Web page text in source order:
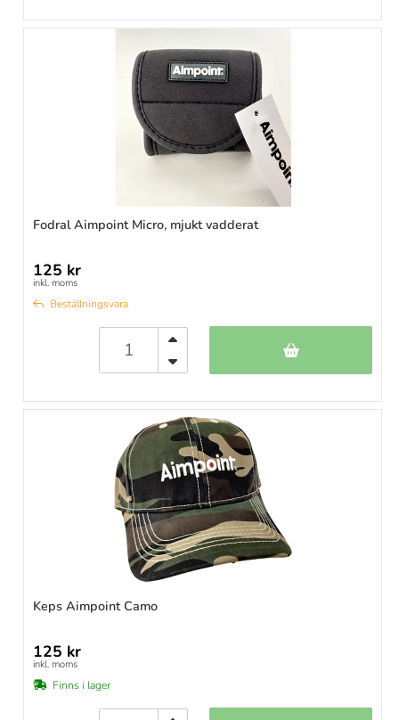
Fodral Aimpoint Micro, mjukt vadderat
125 kr
inkl. moms
Beställningsvara
Keps Aimpoint Camo
125 kr
inkl. moms
Finns i lager